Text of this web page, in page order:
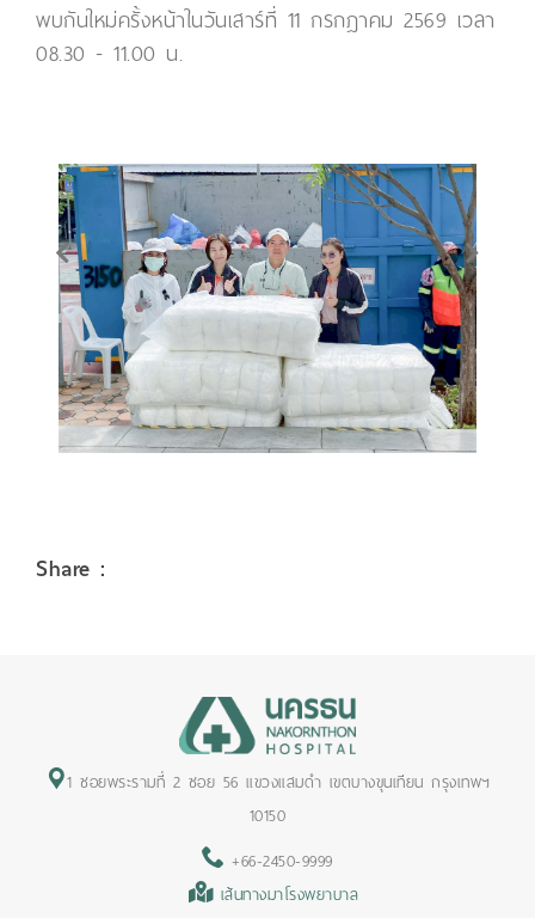
พบกันใหม่ครั้งหน้าในวันเสาร์ที่ 11 กรกฎาคม 2569 เวลา
08.30 - 11.00 น.
Share :
1 ซอยพระรามที่ 2 ซอย 56 แขวงแสมดำ เขตบางขุนเทียน กรุงเทพฯ
10150
+66-2450-9999
เส้นทางมาโรงพยาบาล